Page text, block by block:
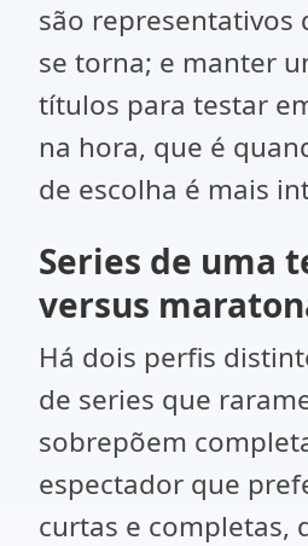
são representativos
se torna; e manter
títulos para testar
na hora, que é
de escolha é mais
Series de uma
versus
Há dois perfis
de series que
sobrepõem
espectador que
curtas e completas,